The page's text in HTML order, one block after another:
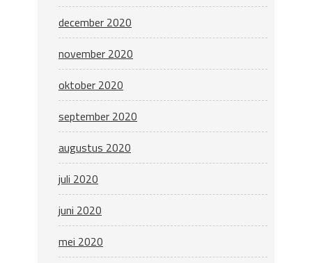
december 2020
november 2020
oktober 2020
september 2020
augustus 2020
juli 2020
juni 2020
mei 2020